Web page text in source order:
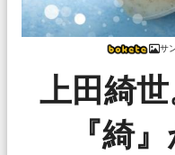
サ
上田綺
『綺